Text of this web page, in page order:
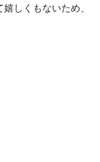
しくもないため、